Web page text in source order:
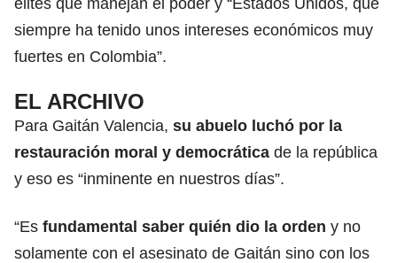
siempre ha tenido unos intereses económicos muy
fuertes en Colombia”.
EL ARCHIVO
Para Gaitán Valencia, su abuelo luchó por la
restauración moral y democrática de la república
y eso es “inminente en nuestros días”.
“Es fundamental saber quién dio la orden y no
solamente con el asesinato de Gaitán sino con los